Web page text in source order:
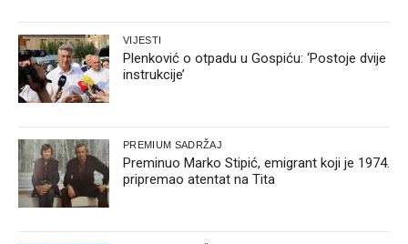
VIJESTI
Plenković o otpadu u Gospiću: ‘Postoje dvije
instrukcije’
PREMIUM SADRŽAJ
Preminuo Marko Stipić, emigrant koji je 1974.
pripremao atentat na Tita